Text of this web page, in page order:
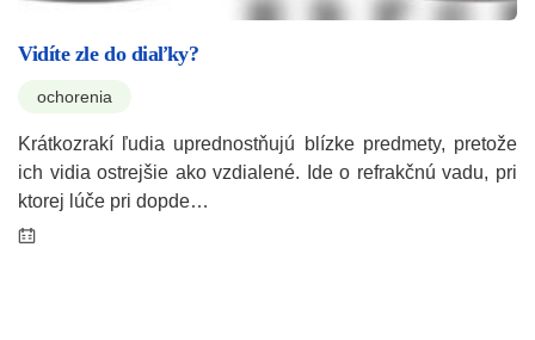
Vidíte zle do diaľky?
ochorenia
Krátkozrakí ľudia uprednostňujú blízke predmety, pretože
ich vidia ostrejšie ako vzdialené. Ide o refrakčnú vadu, pri
ktorej lúče pri dopde…